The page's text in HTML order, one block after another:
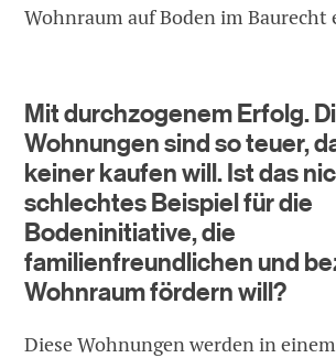
Wohnraum auf Boden im
Mit durchzogenem Erfolg.
Wohnungen sind so teuer,
keiner kaufen will. Ist das
schlechtes Beispiel für die
Bodeninitiative, die
familienfreundlichen und
Wohnraum fördern will?
Diese Wohnungen werden in